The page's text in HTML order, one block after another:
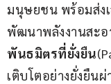
มนุษยชน พร้อมส่ง
พัฒนาพลังงานสะอ
พันธมิตรที่ยั่งยืน
เติบโตอย่างยั่งยืน